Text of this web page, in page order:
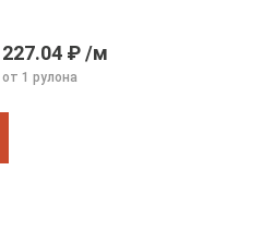
227.04 ₽ /м
от 1 рулона